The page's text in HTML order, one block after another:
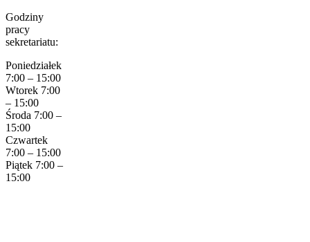
Godziny
pracy
sekretariatu:
Poniedziałek
7:00 – 15:00
Wtorek 7:00
– 15:00
Środa 7:00 –
15:00
Czwartek
7:00 – 15:00
Piątek 7:00 –
15:00